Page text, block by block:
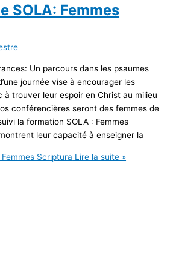
SOLA: Femmes
Un parcours dans les psaumes
journée vise à encourager les
à trouver leur espoir en Christ au milieu
conférencières seront des femmes de
la formation SOLA : Femmes
leur capacité à enseigner la
Scriptura Lire la suite »